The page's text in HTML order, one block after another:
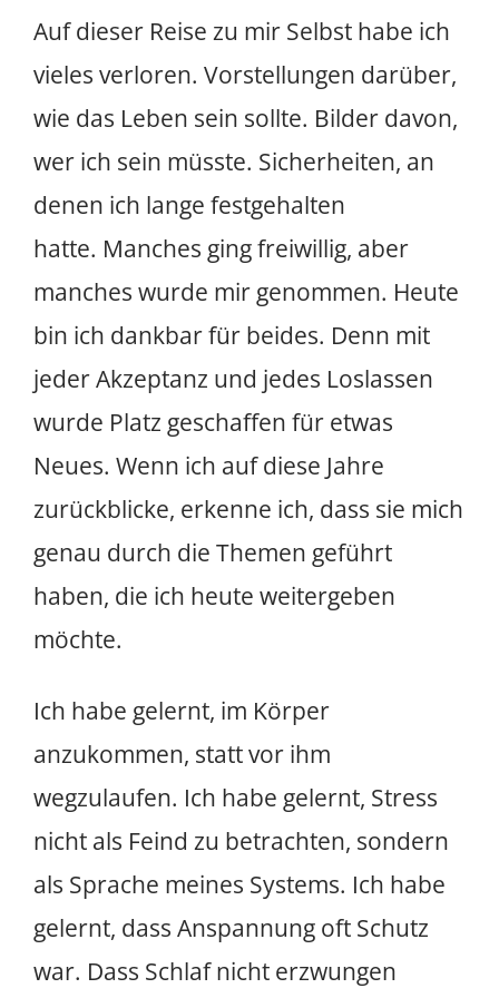
Auf dieser Reise zu mir Selbst habe ich
vieles verloren. Vorstellungen darüber,
wie das Leben sein sollte. Bilder davon,
wer ich sein müsste. Sicherheiten, an
denen ich lange festgehalten
hatte. Manches ging freiwillig, aber
manches wurde mir genommen. Heute
bin ich dankbar für beides. Denn mit
jeder Akzeptanz und jedes Loslassen
wurde Platz geschaffen für etwas
Neues. Wenn ich auf diese Jahre
zurückblicke, erkenne ich, dass sie mich
genau durch die Themen geführt
haben, die ich heute weitergeben
möchte.
Ich habe gelernt, im Körper
anzukommen, statt vor ihm
wegzulaufen. Ich habe gelernt, Stress
nicht als Feind zu betrachten, sondern
als Sprache meines Systems. Ich habe
gelernt, dass Anspannung oft Schutz
war. Dass Schlaf nicht erzwungen